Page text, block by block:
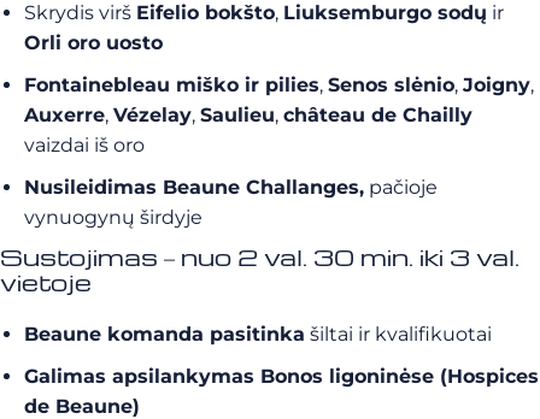
Skrydis virš Eifelio bokšto, Liuksemburgo sodų ir
Orli oro uosto
Fontainebleau miško ir pilies, Senos slėnio, Joigny,
Auxerre, Vézelay, Saulieu, château de Chailly
vaizdai iš oro
Nusileidimas Beaune Challanges, pačioje
vynuogynų širdyje
Sustojimas – nuo 2 val. 30 min. iki 3 val.
vietoje
Beaune komanda pasitinka šiltai ir kvalifikuotai
Galimas apsilankymas Bonos ligoninėse (Hospices
de Beaune)